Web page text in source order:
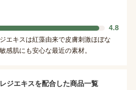
4.8
エキスは紅藻由来で皮膚刺激ほぼな
感肌にも安心な最近の素材。
ジエキスを配合した商品一覧